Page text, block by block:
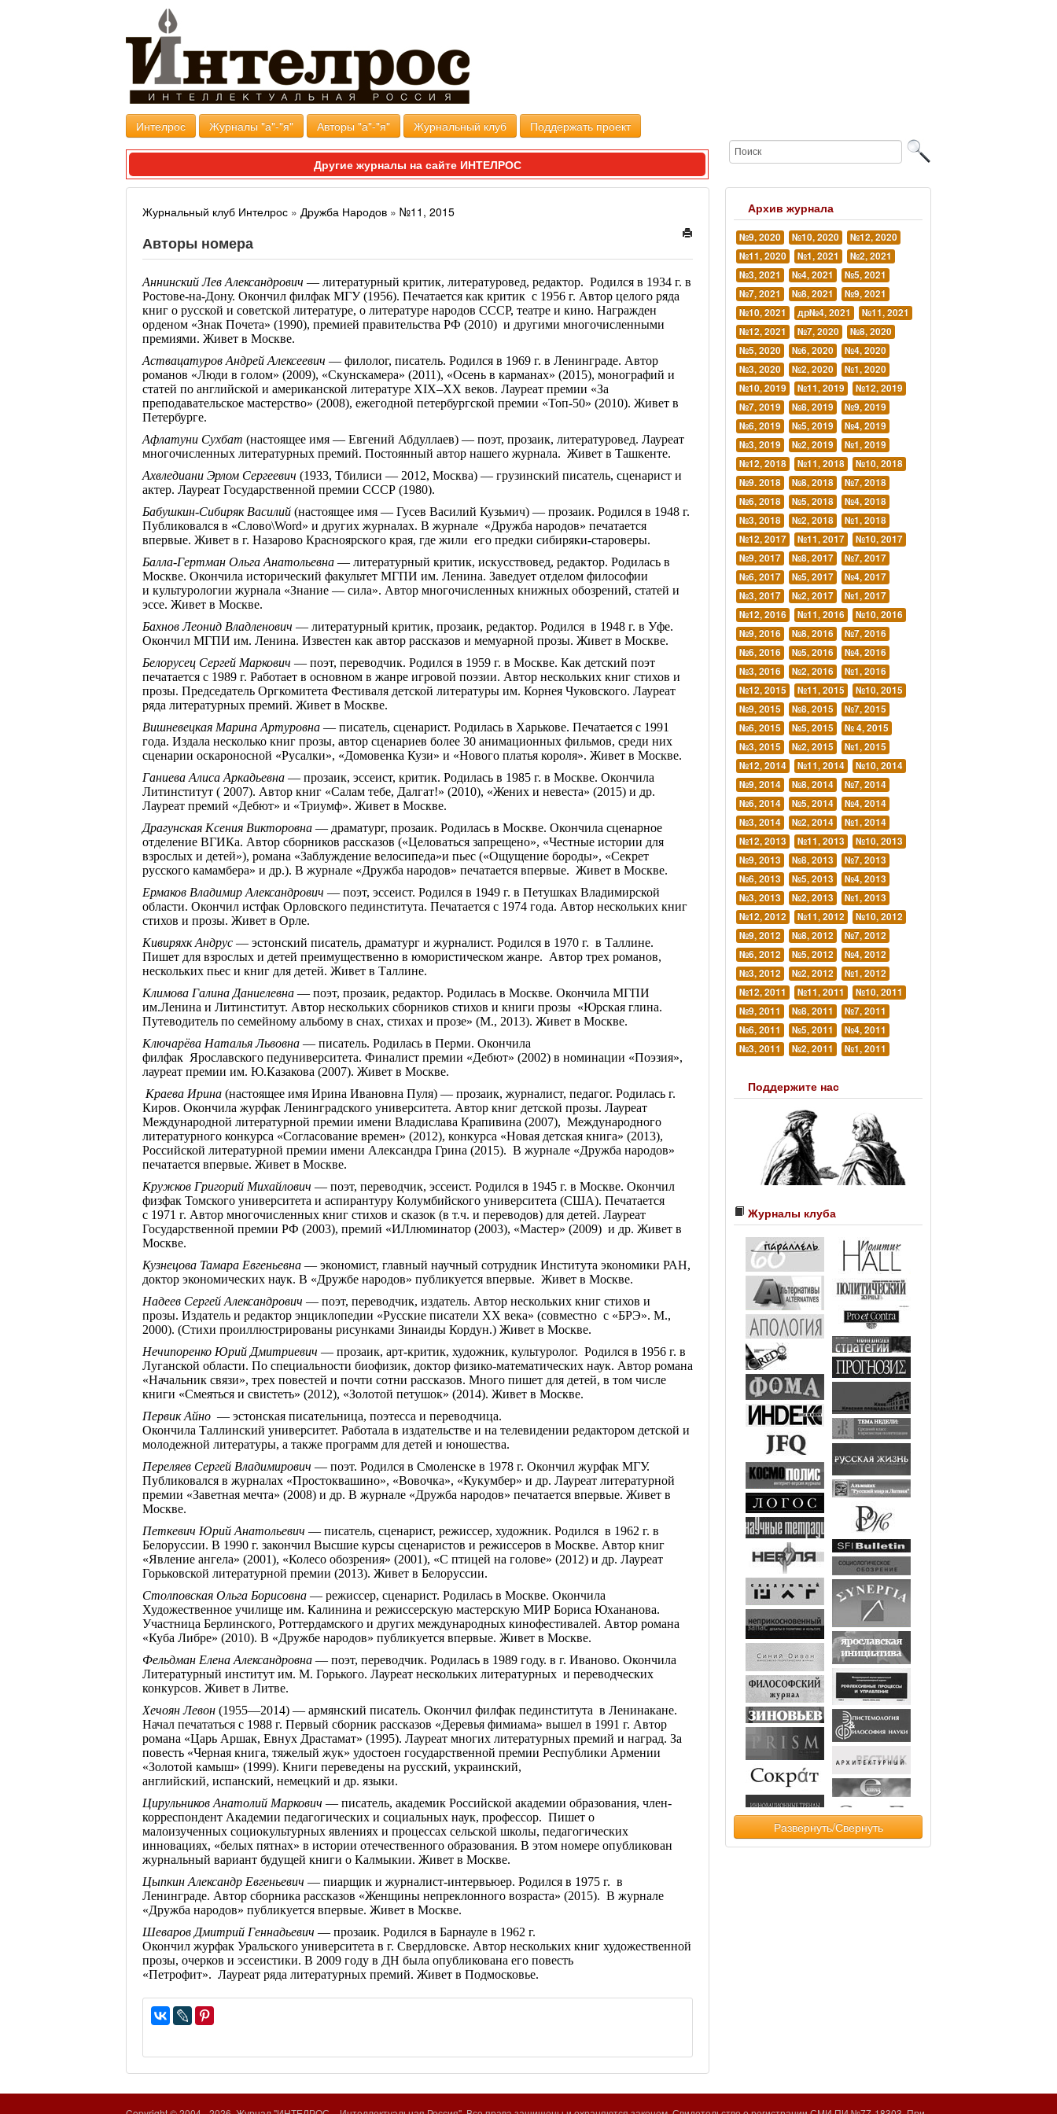
Интелрос Журналы "а"-"я" Авторы "а"-"я" Журнальный клуб Поддержать проект
Другие журналы на сайте ИНТЕЛРОС
Журнальный клуб Интелрос » Дружба Народов » №11, 2015
Авторы номера
Аннинский Лев Александрович — литературный критик, литературовед, редактор. Родился в 1934 г. в
Ростове-на-Дону. Окончил филфак МГУ (1956). Печатается как критик с 1956 г. Автор целого ряда
книг о русской и советской литературе, о литературе народов СССР, театре и кино. Награжден
орденом «Знак Почета» (1990), премией правительства РФ (2010) и другими многочисленными
премиями. Живет в Москве.
Аствацатуров Андрей Алексеевич — филолог, писатель. Родился в 1969 г. в Ленинграде. Автор
романов «Люди в голом» (2009), «Скунскамера» (2011), «Осень в карманах» (2015), монографий и
статей по английской и американской литературе XIX–XX веков. Лауреат премии «За
преподавательское мастерство» (2008), ежегодной петербургской премии «Топ-50» (2010). Живет в
Петербурге.
Афлатуни Сухбат (настоящее имя — Евгений Абдуллаев) — поэт, прозаик, литературовед. Лауреат
многочисленных литературных премий. Постоянный автор нашего журнала. Живет в Ташкенте.
Ахвледиани Эрлом Сергеевич (1933, Тбилиси — 2012, Москва) — грузинский писатель, сценарист и
актер. Лауреат Государственной премии СССР (1980).
Бабушкин-Сибиряк Василий (настоящее имя — Гусев Василий Кузьмич) — прозаик. Родился в 1948 г.
Публиковался в «Слово\Word» и других журналах. В журнале «Дружба народов» печатается
впервые. Живет в г. Назарово Красноярского края, где жили его предки сибиряки-староверы.
Балла-Гертман Ольга Анатольевна — литературный критик, искусствовед, редактор. Родилась в
Москве. Окончила исторический факультет МГПИ им. Ленина. Заведует отделом философии
и культурологии журнала «Знание — сила». Автор многочисленных книжных обозрений, статей и
эссе. Живет в Москве.
БахновЛеонид Владленович — литературный критик, прозаик, редактор. Родился в 1948 г. в Уфе.
Окончил МГПИ им. Ленина. Известен как автор рассказов и мемуарной прозы. Живет в Москве.
Белорусец Сергей Маркович — поэт, переводчик. Родился в 1959 г. в Москве. Как детский поэт
печатается с 1989 г. Работает в основном в жанре игровой поэзии. Автор нескольких книг стихов и
прозы. Председатель Оргкомитета Фестиваля детской литературы им. Корнея Чуковского. Лауреат
ряда литературных премий. Живет в Москве.
Вишневецкая Марина Артуровна — писатель, сценарист. Родилась в Харькове. Печатается с 1991
года. Издала несколько книг прозы, автор сценариев более 30 анимационных фильмов, среди них
сценарии оскароносной «Русалки», «Домовенка Кузи» и «Нового платья короля». Живет в Москве.
Ганиева Алиса Аркадьевна — прозаик, эссеист, критик. Родилась в 1985 г. в Москве. Окончила
Литинститут ( 2007). Автор книг «Салам тебе, Далгат!» (2010), «Жених и невеста» (2015) и др.
Лауреат премий «Дебют» и «Триумф». Живет в Москве.
Драгунская Ксения Викторовна — драматург, прозаик. Родилась в Москве. Окончила сценарное
отделение ВГИКа. Автор сборников рассказов («Целоваться запрещено», «Честные истории для
взрослых и детей»), романа «Заблуждение велосипеда»и пьес («Ощущение бороды», «Секрет
русского камамбера» и др.). В журнале «Дружба народов» печатается впервые. Живет в Москве.
Ермаков Владимир Александрович — поэт, эссеист. Родился в 1949 г. в Петушках Владимирской
области. Окончил истфак Орловского пединститута. Печатается с 1974 года. Автор нескольких книг
стихов и прозы. Живет в Орле.
Кивиряхк Андрус — эстонский писатель, драматург и журналист. Родился в 1970 г. в Таллине.
Пишет для взрослых и детей преимущественно в юмористическом жанре. Автор трех романов,
нескольких пьес и книг для детей. Живет в Таллине.
Климова Галина Даниелевна — поэт, прозаик, редактор. Родилась в Москве. Окончила МГПИ
им.Ленина и Литинститут. Автор нескольких сборников стихов и книги прозы «Юрская глина.
Путеводитель по семейному альбому в снах, стихах и прозе» (М., 2013). Живет в Москве.
Ключарёва Наталья Львовна — писатель. Родилась в Перми. Окончила
филфак Ярославского педуниверситета. Финалист премии «Дебют» (2002) в номинации «Поэзия»,
лауреат премии им. Ю.Казакова (2007). Живет в Москве.
Краева Ирина (настоящее имя Ирина Ивановна Пуля) — прозаик, журналист, педагог. Родилась г.
Киров. Окончила журфак Ленинградского университета. Автор книг детской прозы. Лауреат
Международной литературной премии имени Владислава Крапивина (2007), Международного
литературного конкурса «Согласование времен» (2012), конкурса «Новая детская книга» (2013),
Российской литературной премии имени Александра Грина (2015). В журнале «Дружба народов»
печатается впервые. Живет в Москве.
Кружков Григорий Михайлович — поэт, переводчик, эссеист. Родился в 1945 г. в Москве. Окончил
физфак Томского университета и аспирантуру Колумбийского университета (США). Печатается
с 1971 г. Автор многочисленных книг стихов и сказок (в т.ч. и переводов) для детей. Лауреат
Государственной премии РФ (2003), премий «ИЛлюминатор (2003), «Мастер» (2009) и др. Живет в
Москве.
Кузнецова Тамара Евгеньевна — экономист, главный научный сотрудник Института экономики РАН,
доктор экономических наук. В «Дружбе народов» публикуется впервые. Живет в Москве.
Надеев Сергей Александрович — поэт, переводчик, издатель. Автор нескольких книг стихов и
прозы. Издатель и редактор энциклопедии «Русские писатели XX века» (совместно с «БРЭ». М.,
2000). (Стихи проиллюстрированы рисунками Зинаиды Кордун.) Живет в Москве.
Нечипоренко Юрий Дмитриевич — прозаик, арт-критик, художник, культуролог. Родился в 1956 г. в
Луганской области. По специальности биофизик, доктор физико-математических наук. Автор романа
«Начальник связи», трех повестей и почти сотни рассказов. Много пишет для детей, в том числе
книги «Смеяться и свистеть» (2012), «Золотой петушок» (2014). Живет в Москве.
Первик Айно — эстонская писательница, поэтесса и переводчица.
Окончила Таллинский университет. Работала в издательстве и на телевидении редактором детской и
молодежной литературы, а также программ для детей и юношества.
Переляев Сергей Владимирович — поэт. Родился в Смоленске в 1978 г. Окончил журфак МГУ.
Публиковался в журналах «Простоквашино», «Вовочка», «Кукумбер» и др. Лауреат литературной
премии «Заветная мечта» (2008) и др. В журнале «Дружба народов» печатается впервые. Живет в
Москве.
Петкевич Юрий Анатольевич — писатель, сценарист, режиссер, художник. Родился в 1962 г. в
Белоруссии. В 1990 г. закончил Высшие курсы сценаристов и режиссеров в Москве. Автор книг
«Явление ангела» (2001), «Колесо обозрения» (2001), «С птицей на голове» (2012) и др. Лауреат
Горьковской литературной премии (2013). Живет в Белоруссии.
Столповская Ольга Борисовна — режиссер, сценарист. Родилась в Москве. Окончила
Художественное училище им. Калинина и режиссерскую мастерскую МИР Бориса Юхананова.
Участница Берлинского, Роттердамского и других международных кинофестивалей. Автор романа
«Куба Либре» (2010). В «Дружбе народов» публикуется впервые. Живет в Москве.
Фельдман Елена Александровна — поэт, переводчик. Родилась в 1989 году. в г. Иваново. Окончила
Литературный институт им. М. Горького. Лауреат нескольких литературных и переводческих
конкурсов. Живет в Литве.
ХечоянЛевон (1955—2014) — армянский писатель. Окончил филфак пединститута в Ленинакане.
Начал печататься с 1988 г. Первый сборник рассказов «Деревья фимиама» вышел в 1991 г. Автор
романа «Царь Аршак, Евнух Драстамат» (1995). Лауреат многих литературных премий и наград. За
повесть «Черная книга, тяжелый жук» удостоен государственной премии Республики Армении
«Золотой камыш» (1999). Книги переведены на русский, украинский,
английский, испанский, немецкий и др. языки.
Цирульников Анатолий Маркович — писатель, академик Российской академии образования, член-
корреспондент Академии педагогических и социальных наук, профессор. Пишет о
малоизученных социокультурных явлениях и процессах сельской школы, педагогических
инновациях, «белых пятнах» в истории отечественного образования. В этом номере опубликован
журнальный вариант будущей книги о Калмыкии. Живет в Москве.
Цыпкин Александр Евгеньевич — пиарщик и журналист-интервьюер. Родился в 1975 г. в
Ленинграде. Автор сборника рассказов «Женщины непреклонного возраста» (2015). В журнале
«Дружба народов» публикуется впервые. Живет в Москве.
Шеваров Дмитрий Геннадьевич — прозаик. Родился в Барнауле в 1962 г.
Окончил журфак Уральского университета в г. Свердловске. Автор нескольких книг художественной
прозы, очерков и эссеистики. В 2009 году в ДН была опубликована его повесть
«Петрофит». Лауреат ряда литературных премий. Живет в Подмосковье.
Архив журнала
№9, 2020 №10, 2020
№12, 2020
№11, 2020
№1, 2021
№2, 2021
№3, 2021
№4, 2021
№5, 2021
№7, 2021
№8, 2021
№9, 2021
№10, 2021
др№4, 2021
№11, 2021
№12, 2021
№7, 2020
№8, 2020
№5, 2020
№6, 2020
№4, 2020
№3, 2020
№2, 2020
№1, 2020
№10, 2019
№11, 2019
№12, 2019
№7, 2019
№8, 2019
№9, 2019
№6, 2019
№5, 2019
№4, 2019
№3, 2019
№2, 2019
№1, 2019
№12, 2018
№11, 2018
№10, 2018
№9. 2018
№8, 2018
№7, 2018
№6, 2018
№5, 2018
№4, 2018
№3, 2018
№2, 2018
№1, 2018
№12, 2017
№11, 2017
№10, 2017
№9, 2017
№8, 2017
№7, 2017
№6, 2017
№5, 2017
№4, 2017
№3, 2017
№2, 2017
№1, 2017
№12, 2016
№11, 2016
№10, 2016
№9, 2016
№8, 2016
№7, 2016
№6, 2016
№5, 2016
№4, 2016
№3, 2016
№2, 2016
№1, 2016
№12, 2015
№11, 2015
№10, 2015
№9, 2015
№8, 2015
№7, 2015
№6, 2015
№5, 2015
№ 4, 2015
№3, 2015
№2, 2015
№1, 2015
№12, 2014
№11, 2014
№10, 2014
№9, 2014
№8, 2014
№7, 2014
№6, 2014
№5, 2014
№4, 2014
№3, 2014
№2, 2014
№1, 2014
№12, 2013
№11, 2013
№10, 2013
№9, 2013
№8, 2013
№7, 2013
№6, 2013
№5, 2013
№4, 2013
№3, 2013
№2, 2013
№1, 2013
№12, 2012
№11, 2012
№10, 2012
№9, 2012
№8, 2012
№7, 2012
№6, 2012
№5, 2012
№4, 2012
№3, 2012
№2, 2012
№1, 2012
№12, 2011
№11, 2011
№10, 2011
№9, 2011
№8, 2011
№7, 2011
№6, 2011
№5, 2011
№4, 2011
№3, 2011
№2, 2011 №1, 2011
Поддержите нас
Журналы клуба
Развернуть/Свернуть